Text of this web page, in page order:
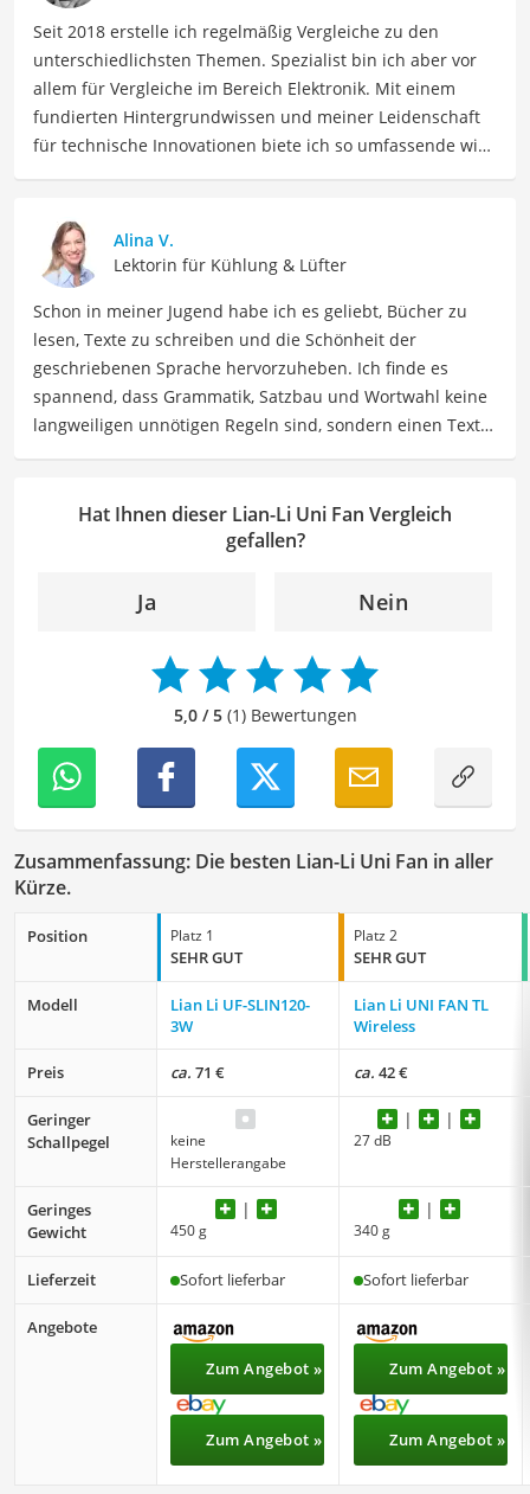
Seit 2018 erstelle ich regelmäßig Vergleiche zu den
unterschiedlichsten Themen. Spezialist bin ich aber vor
allem für Vergleiche im Bereich Elektronik. Mit einem
fundierten Hintergrundwissen und meiner Leidenschaft
für technische Innovationen biete ich so umfassende wie
detaillierte Produktvergleiche, Kaufberatungen und
technische Analysen, um Verbrauchern dabei zu helfen,
sowohl informierte Entscheidungen zu treffen als auch
die besten elektronischen Lösungen für ihre Bedürfnisse
zu finden.
Der Lian-Li Uni Fan-Vergleich ist aus unserer Sicht
besonders empfehlenswert fürPC-Bastler.
Alina V.
Lektorin für Kühlung & Lüfter
Schon in meiner Jugend habe ich es geliebt, Bücher zu
lesen, Texte zu schreiben und die Schönheit der
geschriebenen Sprache hervorzuheben. Ich finde es
spannend, dass Grammatik, Satzbau und Wortwahl keine
langweiligen unnötigen Regeln sind, sondern einen Text
geschriebenen Wort als Lektorin bei VGL in unsere Texte
einfließen zu lassen. Mit meinem Auge für
ich unser Redaktionsteam dabei, qualitativ hochwertige
meinen Wissensschatz immer mehr zu erweitern und
mich täglich mit den verschiedensten Themen
auseinanderzusetzen.
Hat Ihnen dieser Lian-Li Uni Fan Vergleich
gefallen?
Ja Nein
5,0 / 5(1) Bewertungen
Zusammenfassung: Die besten Lian-Li Uni Fan in aller
Kürze.
Position Platz 1
SEHR GUT
Platz 2
SEHR GUT
Modell
Lian Li ‎UF-SLIN120-
3W
Lian Li UNI FAN TL
Wireless
Preis ca. 71 € ca. 42 €
Geringer
Schallpegel
keine
Herstellerangabe
27 dB
Geringes
Gewicht
450 g 340 g
Lieferzeit Sofort lieferbar Sofort lieferbar
Angebote
Zum Angebot »
Zum Angebot »
Zum Angebot »
Zum Angebot »